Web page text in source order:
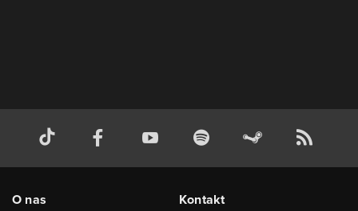
O nas Kontakt